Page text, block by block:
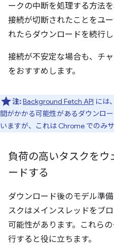
ークの中断を処理する方法
接続が切断されたことをユ
れたらダウンロードを続行し
接続が不安定な場合も、チ
をおすすめします。
注:Background Fetch API には
間がかかる可能性があるダウンロ
いますが、これは Chrome でのみ
負荷の高いタスクをウ
ードする
ダウンロード後のモデル準
スクはメインスレッドをブ
可能性があります。これら
行すると役に立ちます。